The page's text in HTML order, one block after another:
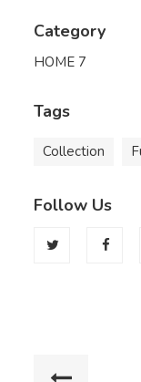
Category
HOME 7
Tags
Collection
Follow Us